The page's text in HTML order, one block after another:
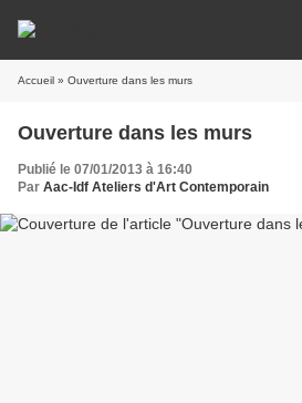
Accueil » Ouverture dans les murs
Ouverture dans les murs
Publié le 07/01/2013 à 16:40
Par Aac-Idf Ateliers d'Art Contemporain